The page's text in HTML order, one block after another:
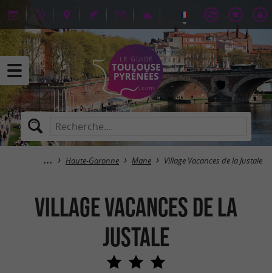
Haute-Garonne Mane Village Vacances de la Justale
Village Vacances de la
Justale